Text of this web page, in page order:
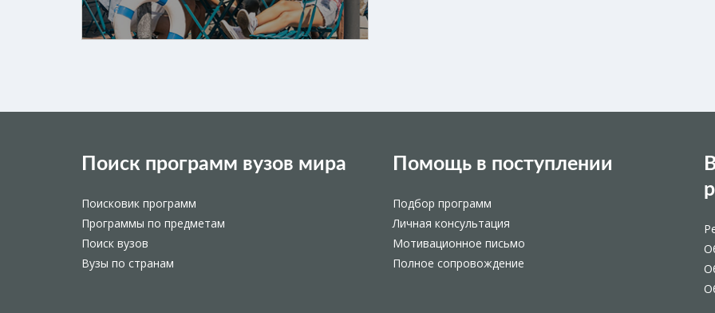
Поиск программ вузов мира
Поисковик программ
Программы по предметам
Поиск вузов
Вузы по странам
Помощь в поступлении
Подбор программ
Личная консультация
Мотивационное письмо
Полное сопровождение